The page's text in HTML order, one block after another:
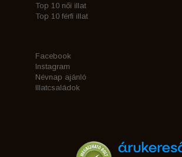
Top 10 női illat
Top 10 férfi illat
Facebook
Instagram
Névnap ajánló
Illatcsaládok